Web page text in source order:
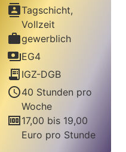
contactsTagschicht,
Vollzeit
workgewerblich
paymentsEG4
receipt_long IGZ-DGB
schedule40 Stunden pro
Woche
money17,00 bis 19,00
Euro pro Stunde